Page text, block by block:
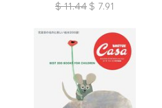
$ 11.44 $ 7.91